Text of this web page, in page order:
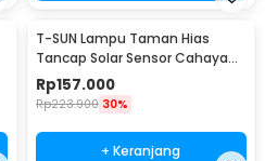
T-SUN Lampu Taman Hias
Tancap Solar Sensor Cahaya
IP65 Warm White 3W - TS-
G0902
Rp157.000
Rp223.900 30%
+ Keranjang